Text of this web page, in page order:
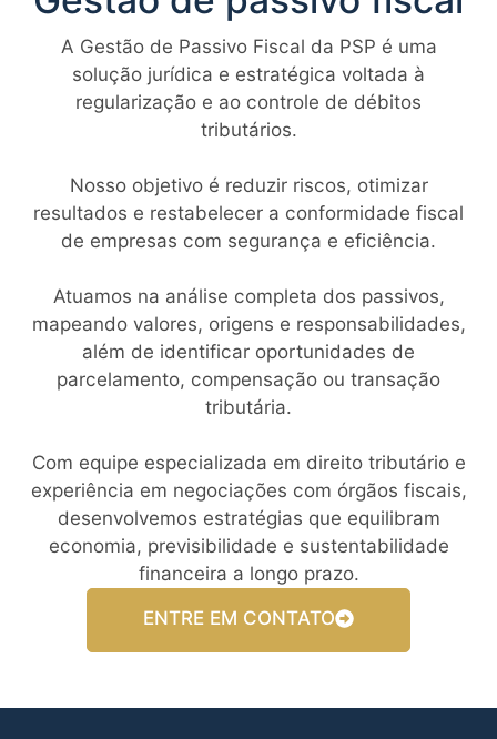
A Gestão de Passivo Fiscal da PSP é uma
solução jurídica e estratégica voltada à
regularização e ao controle de débitos
tributários.
Nosso objetivo é reduzir riscos, otimizar
resultados e restabelecer a conformidade fiscal
de empresas com segurança e eficiência.
Atuamos na análise completa dos passivos,
mapeando valores, origens e responsabilidades,
além de identificar oportunidades de
parcelamento, compensação ou transação
tributária.
Com equipe especializada em direito tributário e
experiência em negociações com órgãos fiscais,
desenvolvemos estratégias que equilibram
economia, previsibilidade e sustentabilidade
financeira a longo prazo.
ENTRE EM CONTATO